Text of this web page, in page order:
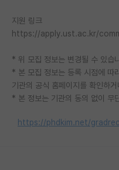
지원 링크
https://apply.ust.ac.kr/
* 위 모집 정보는 변경될 수 있습
* 본 모집 정보는 등록 시점에 따
기관의 공식 홈페이지를 확인하
* 본 정보는 기관의 동의 없이 무
https://phdkim.net/